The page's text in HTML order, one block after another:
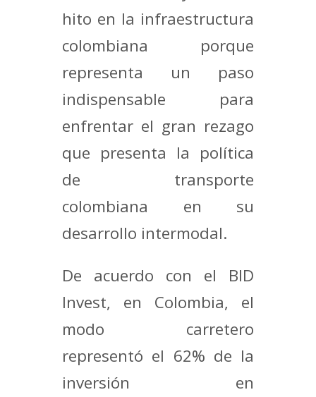
hito en la infraestructura
colombiana porque
representa un paso
indispensable para
enfrentar el gran rezago
que presenta la política
de transporte
colombiana en su
desarrollo intermodal.
De acuerdo con el BID
Invest, en Colombia, el
modo carretero
representó el 62% de la
inversión en